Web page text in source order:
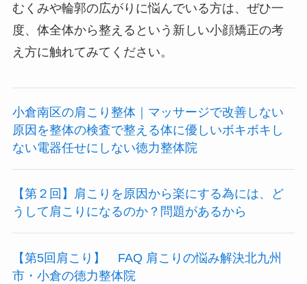
むくみや輪郭の広がりに悩んでいる方は、ぜひ一
度、体全体から整えるという新しい小顔矯正の考
え方に触れてみてください。
小倉南区の肩こり整体｜マッサージで改善しない
原因を整体の検査で整える体に優しいボキボキし
ない電器任せにしない徳力整体院
【第２回】肩こりを原因から楽にする為には、ど
うして肩こりになるのか？問題があるから
【第5回肩こり】 FAQ 肩こりの悩み解決北九州
市・小倉の徳力整体院